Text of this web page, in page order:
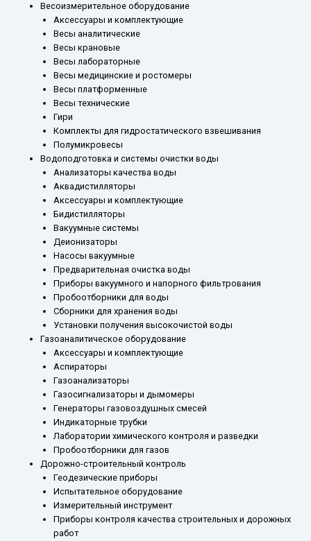
Весоизмерительное оборудование
Аксессуары и комплектующие
Весы аналитические
Весы крановые
Весы лабораторные
Весы медицинские и ростомеры
Весы платформенные
Весы технические
Гири
Комплекты для гидростатического взвешивания
Полумикровесы
Водоподготовка и системы очистки воды
Анализаторы качества воды
Аквадистилляторы
Аксессуары и комплектующие
Бидистилляторы
Вакуумные системы
Деионизаторы
Насосы вакуумные
Предварительная очистка воды
Приборы вакуумного и напорного фильтрования
Пробоотборники для воды
Сборники для хранения воды
Установки получения высокочистой воды
Газоаналитическое оборудование
Аксессуары и комплектующие
Аспираторы
Газоанализаторы
Газосигнализаторы и дымомеры
Генераторы газовоздушных смесей
Индикаторные трубки
Лаборатории химического контроля и разведки
Пробоотборники для газов
Дорожно-строительный контроль
Геодезические приборы
Испытательное оборудование
Измерительный инструмент
Приборы контроля качества строительных и дорожных
работ